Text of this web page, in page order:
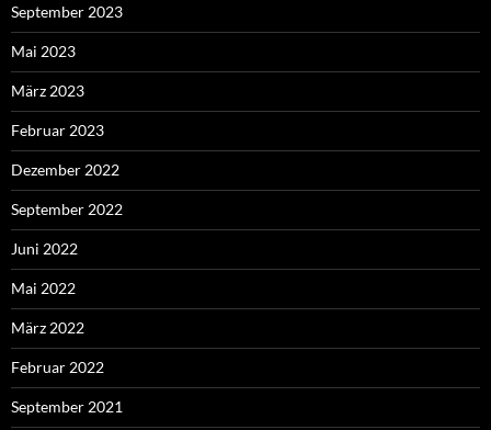
September 2023
Mai 2023
März 2023
Februar 2023
Dezember 2022
September 2022
Juni 2022
Mai 2022
März 2022
Februar 2022
September 2021